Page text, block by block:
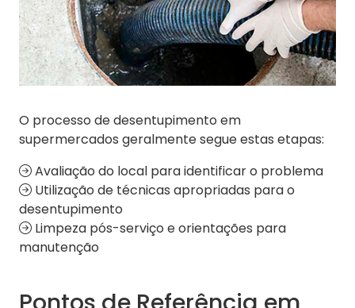
O processo de desentupimento em
supermercados geralmente segue estas etapas:
Avaliação do local para identificar o problema
Utilização de técnicas apropriadas para o
desentupimento
Limpeza pós-serviço e orientações para
manutenção